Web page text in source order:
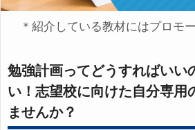
＊紹介している教材にはプロモ
勉強計画ってどうすればいい
い！志望校に向けた自分専用
ませんか？